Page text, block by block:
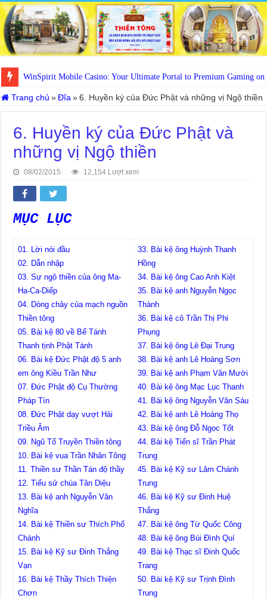
WinSpirit Mobile Casino: Your Ultimate Portal to Premium Gaming on
Trang chủ » Đĩa » 6. Huyền ký của Đức Phật và những vị Ngộ thiền
6. Huyền ký của Đức Phật và
những vị Ngộ thiền
08/02/2015 12,154 Lượt xem
MỤC LỤC
01. Lời nói đầu
02. Dẫn nhập
03. Sự ngộ thiền của ông Ma-
Ha-Ca-Diếp
04. Dòng chảy của mạch nguồn
Thiền tông
05. Bài kệ 80 về Bể Tánh
Thanh tịnh Phật Tánh
06. Bài kệ Đức Phật độ 5 anh
em ông Kiều Trần Như
07. Đức Phật độ Cụ Thường
Pháp Tín
08. Đức Phật dạy vượt Hải
Triều Âm
09. Ngũ Tổ Truyền Thiền tông
10. Bài kệ vua Trần Nhân Tông
11. Thiền sư Thần Tán độ thầy
12. Tiểu sử chùa Tân Diệu
13. Bài kệ anh Nguyễn Văn
Nghĩa
14. Bài kệ Thiền sư Thích Phổ
Chánh
15. Bài kệ Kỹ sư Đinh Thắng
Vạn
16. Bài kệ Thầy Thích Thiện
Chơn
33. Bài kệ ông Huỳnh Thanh
Hồng
34. Bài kệ ông Cao Anh Kiệt
35. Bài kệ anh Nguyễn Ngọc
Thành
36. Bài kệ cô Trần Thị Phi
Phụng
37. Bài kệ ông Lê Đại Trung
38. Bài kệ anh Lê Hoàng Sơn
39. Bài kệ anh Phạm Văn Mười
40. Bài kệ ông Mạc Lục Thanh
41. Bài kệ ông Nguyễn Văn Sáu
42. Bài kệ anh Lê Hoàng Thọ
43. Bài kệ ông Đỗ Ngọc Tốt
44. Bài kệ Tiến sĩ Trần Phát
Trung
45. Bài kệ Kỹ sư Lâm Chánh
Trung
46. Bài kệ Kỹ sư Đinh Huệ
Thắng
47. Bài kệ ông Từ Quốc Công
48. Bài kệ ông Bùi Đình Quí
49. Bài kệ Thạc sĩ Đinh Quốc
Trang
50. Bài kệ Kỹ sư Trịnh Đình
Trung